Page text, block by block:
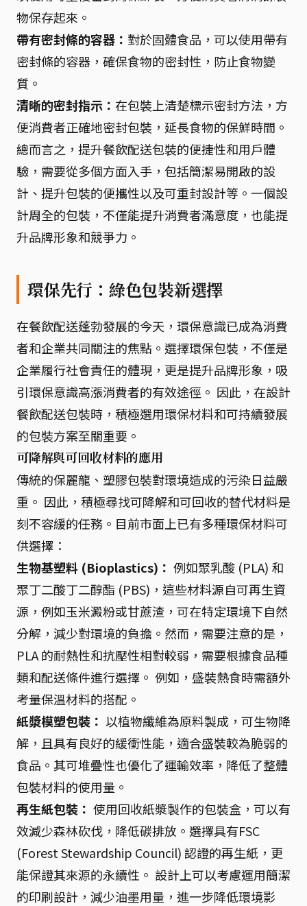
物保存起來。
帶有密封條的容器： 對於固體食品，可以使用帶有
密封條的容器，確保食物的密封性，防止食物變
質。
清晰的密封指示： 在包裝上清楚標示密封方法，方
便消費者正確地密封包裝，延長食物的保鮮時間。
總而言之，提升餐飲配送包裝的便捷性和用戶體
驗，需要從多個方面入手，包括簡潔易開啟的設
計、提升包裝的便攜性以及可重封設計等。一個設
計周全的包裝，不僅能提升消費者滿意度，也能提
升品牌形象和競爭力。
環保先行：綠色包裝新選擇
在餐飲配送蓬勃發展的今天，環保意識已成為消費
者和企業共同關注的焦點。選擇環保包裝，不僅是
企業履行社會責任的體現，更是提升品牌形象，吸
引環保意識高漲消費者的有效途徑。 因此，在設計
餐飲配送包裝時，積極選用環保材料和可持續發展
的包裝方案至關重要。
可降解與可回收材料的應用
傳統的保麗龍、塑膠包裝對環境造成的污染日益嚴
重。 因此，積極尋找可降解和可回收的替代材料是
刻不容緩的任務。目前市面上已有多種環保材料可
供選擇：
生物基塑料 (Bioplastics)： 例如聚乳酸 (PLA) 和
聚丁二酸丁二醇酯 (PBS)，這些材料源自可再生資
源，例如玉米澱粉或甘蔗渣，可在特定環境下自然
分解，減少對環境的負擔。然而，需要注意的是，
PLA 的耐熱性和抗壓性相對較弱，需要根據食品種
類和配送條件進行選擇。 例如，盛裝熱食時需額外
考量保溫材料的搭配。
紙漿模塑包裝： 以植物纖維為原料製成，可生物降
解，且具有良好的緩衝性能，適合盛裝較為脆弱的
食品。其可堆疊性也優化了運輸效率，降低了整體
包裝材料的使用量。
再生紙包裝： 使用回收紙漿製作的包裝盒，可以有
效減少森林砍伐，降低碳排放。選擇具有FSC
(Forest Stewardship Council) 認證的再生紙，更
能保證其來源的永續性。 設計上可以考慮運用簡潔
的印刷設計，減少油墨用量，進一步降低環境影